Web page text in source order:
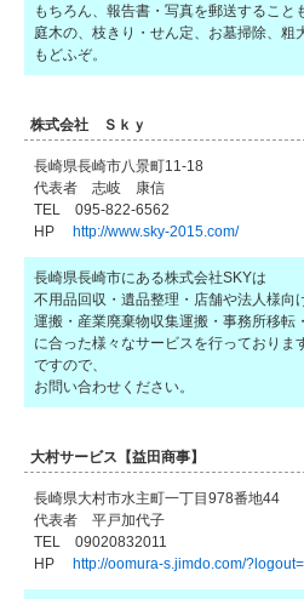
もちろん、報告書・写真を郵送すること
庭木の、枝きり・せん定、お墓掃除、粗
もどふぞ。
株式会社 Ｓｋｙ
長崎県長崎市八景町11-18
代表者 志岐 康信
TEL 095-822-6562
HPhttp://www.sky-2015.com/
長崎県長崎市にある株式会社SKYは
不用品回収・遺品整理・店舗や法人様向
運搬・産業廃棄物収集運搬・事務所移転
に合った様々なサービスを行っておりま
ですので、
お問い合わせください。
大村サービス【益田商事】
長崎県大村市水主町一丁目978番地44
代表者 平戸加代子
TEL 09020832011
HPhttp://oomura-s.jimdo.com/